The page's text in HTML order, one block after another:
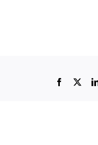
Facebook
X